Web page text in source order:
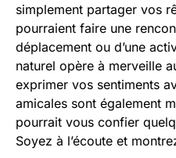
simplement partager vos
pourraient faire une
déplacement ou d’une
naturel opère à merveille
exprimer vos sentiments
amicales sont également
pourrait vous confier
Soyez à l’écoute et